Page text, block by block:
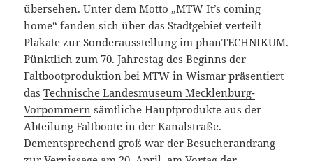
übersehen. Unter dem Motto „MTW It’s coming
home“ fanden sich über das Stadtgebiet verteilt
Plakate zur Sonderausstellung im phanTECHNIKUM.
Pünktlich zum 70. Jahrestag des Beginns der
Faltbootproduktion bei MTW in Wismar präsentiert
dasTechnische Landesmuseum Mecklenburg-
Vorpommern sämtliche Hauptprodukte aus der
Abteilung Faltboote in der Kanalstraße.
Dementsprechend groß war der Besucherandrang